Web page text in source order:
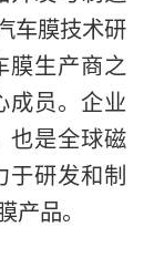
车膜技术研
膜生产商之
成员。企业
也是全球磁
于研发和制
品。